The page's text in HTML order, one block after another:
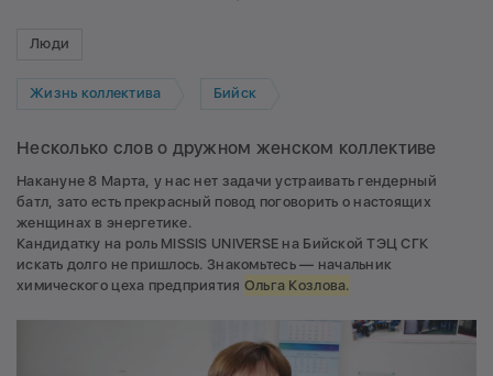
Люди
Жизнь коллектива Бийск
Несколько слов о дружном женском коллективе
Накануне 8 Марта, у нас нет задачи устраивать гендерный
батл, зато есть прекрасный повод поговорить о настоящих
женщинах в энергетике.
Кандидатку на роль MISSIS UNIVERSE на Бийской ТЭЦ СГК
искать долго не пришлось. Знакомьтесь — начальник
химического цеха предприятия Ольга Козлова.